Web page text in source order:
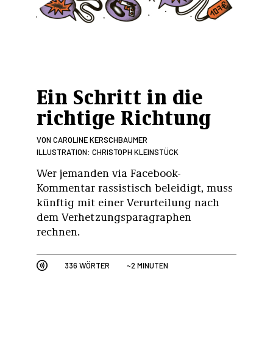
Ein Schritt in die
richtige Richtung
VON CAROLINE KERSCHBAUMER
ILLUSTRATION: CHRISTOPH KLEINSTÜCK
Wer jemanden via Facebook-
Kommentar rassistisch beleidigt, muss
künftig mit einer Verurteilung nach
dem Verhetzungsparagraphen
rechnen.
336 WÖRTER ~2 MINUTEN